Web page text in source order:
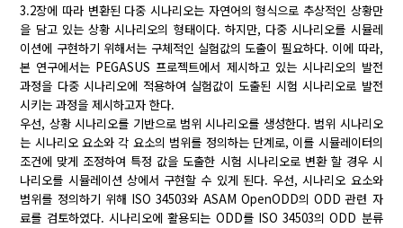
3.2장에 따라 변환된 다중 시나리오는 자연어의 형식으로 추상적인 상황만
을 담고 있는 상황 시나리오의 형태이다. 하지만, 다중 시나리오를 시뮬레
이션에 구현하기 위해서는 구체적인 실험값의 도출이 필요하다. 이에 따라,
본 연구에서는 PEGASUS 프로젝트에서 제시하고 있는 시나리오의 발전
과정을 다중 시나리오에 적용하여 실험값이 도출된 시험 시나리오로 발전
시키는 과정을 제시하고자 한다.
우선, 상황 시나리오를 기반으로 범위 시나리오를 생성한다. 범위 시나리오
는 시나리오 요소와 각 요소의 범위를 정의하는 단계로, 이를 시뮬레이터의
조건에 맞게 조정하여 특정 값을 도출한 시험 시나리오로 변환 할 경우 시
나리오를 시뮬레이션 상에서 구현할 수 있게 된다. 우선, 시나리오 요소와
범위를 정의하기 위해 ISO 34503와 ASAM OpenODD의 ODD 관련 자
료를 검토하였다. 시나리오에 활용되는 ODD를 ISO 34503의 ODD 분류